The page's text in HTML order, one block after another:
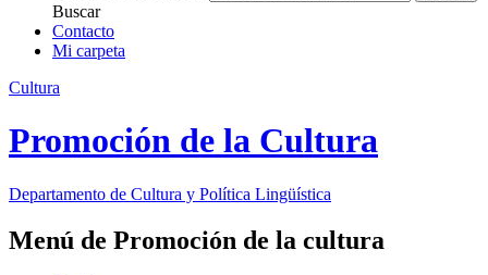
Buscar
Contacto
Mi carpeta
Cultura
Promoción de la Cultura
Departamento de Cultura y Política Lingüística
Menú de Promoción de la cultura